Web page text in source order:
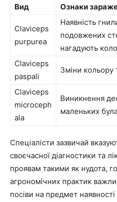
Вид Ознаки
Claviceps
purpurea
Наявність
подовжених
нагадують
Claviceps
paspali
Зміни кольору
Claviceps
microceph
ala
Виникнення
маленьких
Спеціалісти зазвичай
своєчасної діагностики та
проявам такими як нудота,
агрономічних практик
посіви на предмет